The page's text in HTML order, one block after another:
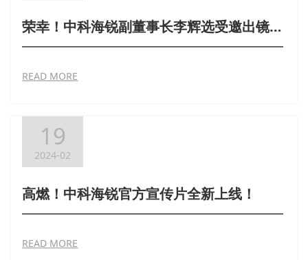
荣幸！中科海锐副董事长李辉选受邀出镜，亮相央视焦点访谈!
READ MORE
19
2024-02
高燃！中科海锐官方宣传片全新上线！
READ MORE